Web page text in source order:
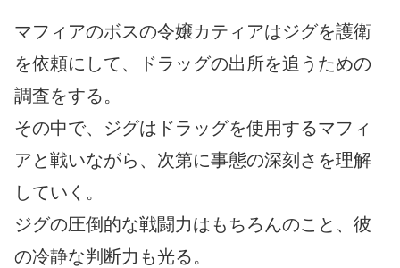
マフィアのボスの令嬢カティアはジグを護衛
を依頼にして、ドラッグの出所を追うための
調査をする。
その中で、ジグはドラッグを使用するマフィ
アと戦いながら、次第に事態の深刻さを理解
していく。
ジグの圧倒的な戦闘力はもちろんのこと、彼
の冷静な判断力も光る。